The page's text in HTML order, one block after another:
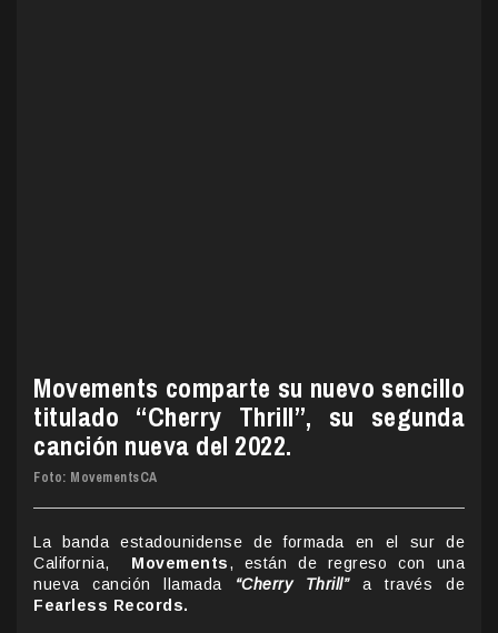
Movements comparte su nuevo sencillo
titulado “Cherry Thrill”, su segunda
canción nueva del 2022.
Foto: MovementsCA
La banda estadounidense de formada en el sur de
California, Movements, están de regreso con una
nueva canción llamada “Cherry Thrill”a través de
Fearless Records.